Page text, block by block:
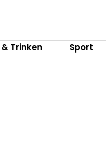
& Trinken Sport